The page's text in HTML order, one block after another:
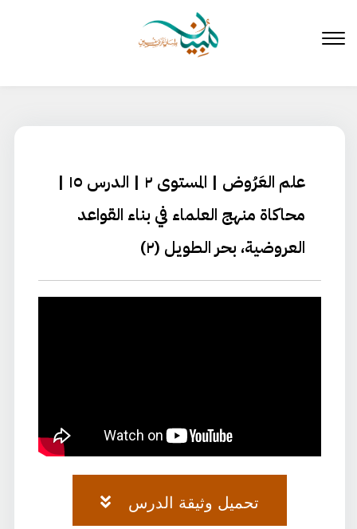
المحتوى
علم العَرُوض | المستوى ٢ | الدرس ١٥ |
محاكاة منهج العلماء في بناء القواعد
العروضية، بحر الطويل (٢)
تحميل وثيقة الدرس